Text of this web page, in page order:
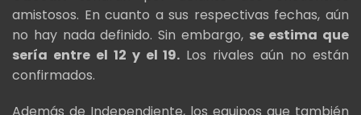
amistosos. En cuanto a sus respectivas fechas, aún
no hay nada definido. Sin embargo, se estima que
sería entre el 12 y el 19. Los rivales aún no están
confirmados.